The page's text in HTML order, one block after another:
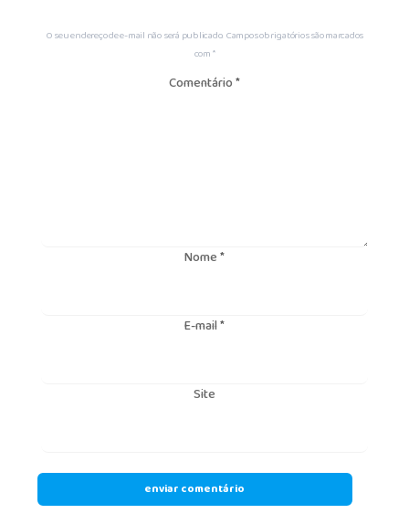
O seu endereço de e-mail não será publicado. Campos obrigatórios são marcados
com*
Comentário*
Nome*
E-mail*
Site